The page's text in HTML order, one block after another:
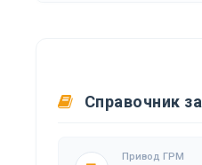
Справочник
Привод ГРМ